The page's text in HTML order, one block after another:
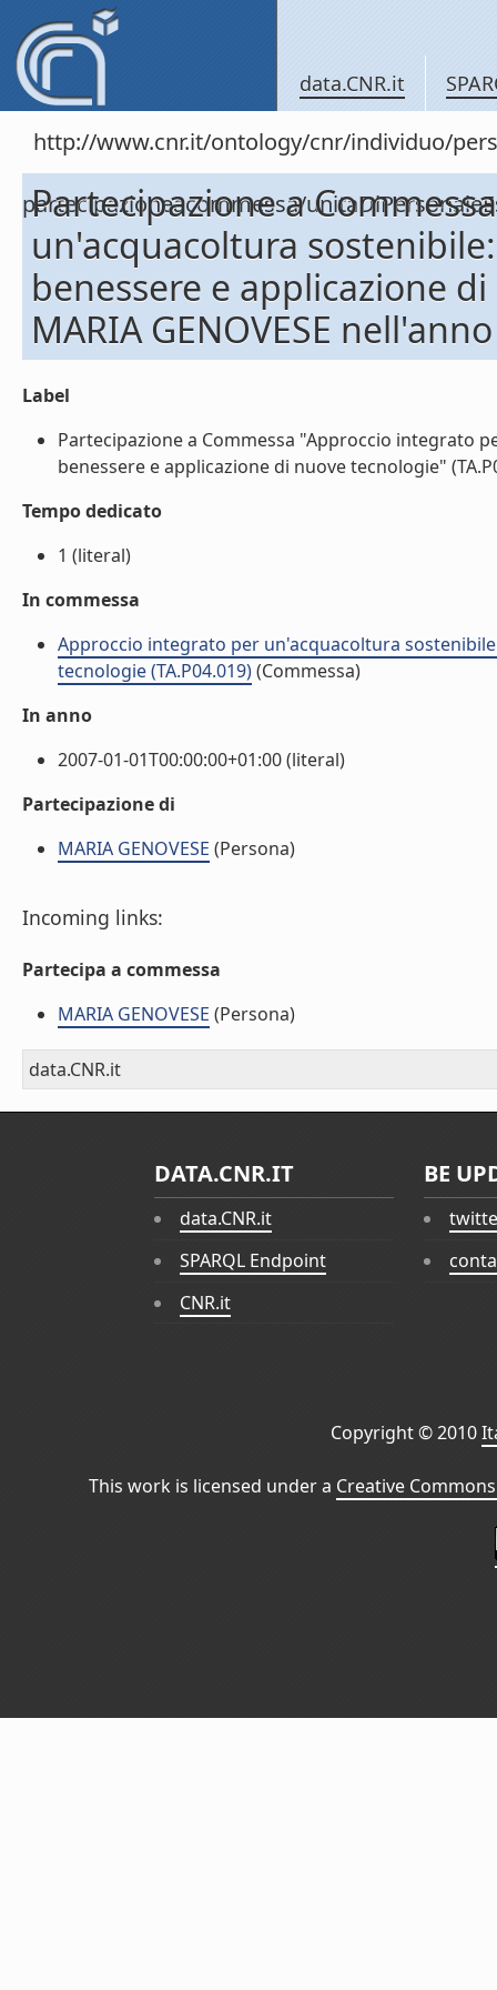
data.CNR.it
http://www.cnr.it/ontology/cnr/individuo/
partecipazioneacommessa/
Partecipazione a
un'acquacoltura
benessere e applicazione
MARIA GENOVESE
Label
Partecipazione a Commessa "Approccio integrato
benessere e applicazione di nuove tecnologie"
Tempo dedicato
1 (literal)
In commessa
Approccio integrato per un'acquacoltura
tecnologie (TA.P04.019)(Commessa)
In anno
2007-01-01T00:00:00+01:00 (literal)
Partecipazione di
MARIA GENOVESE (Persona)
Incoming links:
Partecipa a commessa
MARIA GENOVESE (Persona)
data.CNR.it
DATA.CNR.IT
data.CNR.it
SPARQL Endpoint
CNR.it
BE
Copyright © 2010
This work is licensed under a Creative